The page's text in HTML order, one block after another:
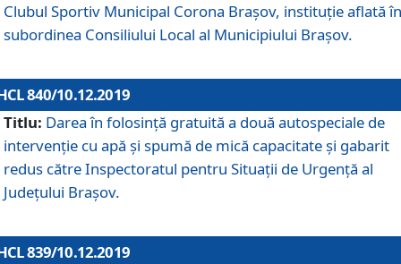
Clubul Sportiv Municipal Corona Braşov, instituție aflată în
subordinea Consiliului Local al Municipiului Brașov.
840/10.12.2019
Titlu: Darea în folosință gratuită a două autospeciale de
intervenție cu apă și spumă de mică capacitate și gabarit
redus către Inspectoratul pentru Situaţii de Urgenţă al
Judeţului Brașov.
839/10.12.2019